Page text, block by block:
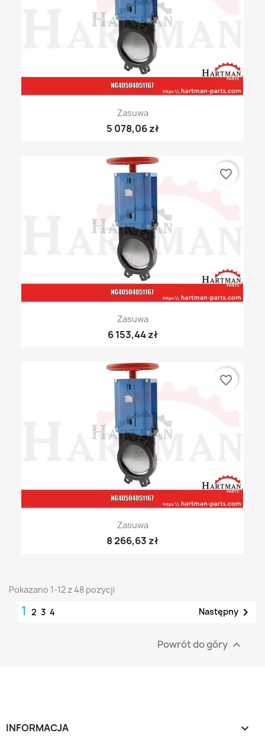
Zasuwa
5 078,06 zł
Zasuwa
6 153,44 zł
favorite_border
Zasuwa
8 266,63 zł
favorite_border
Pokazano 1-12 z 48 pozycji
1 2 3 4 Następny 
Powrót do góry 
INFORMACJA 